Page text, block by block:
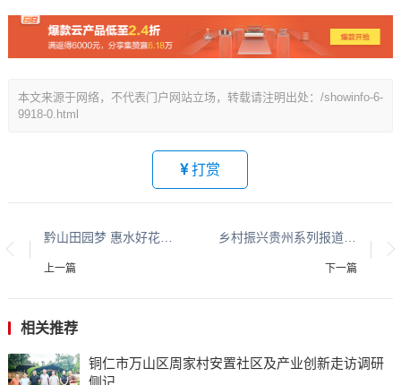
本文来源于网络，不代表门户网站立场，转载请注明出处：/showinfo-6-
9918-0.html
打赏
上一篇
乡村振兴贵州系列报道之八十八
下一篇
相关推荐
铜仁市万山区周家村安置社区及产业创新走访调研
侧记